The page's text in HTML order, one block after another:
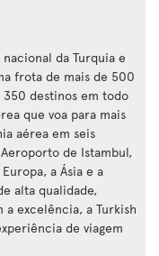
da Turquia e
frota de mais de 500
350 destinos em todo
que voa para mais
aérea em seis
de Istambul,
a Ásia e a
alta qualidade,
excelência, a Turkish
de viagem